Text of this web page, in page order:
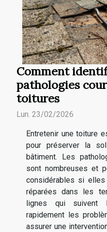
Comment
pathologies
toitures
Lun. 23/02/2026
Entretenir une toiture
pour préserver la
bâtiment. Les
sont nombreuses et
considérables si
réparées dans les
lignes qui suivent
rapidement les
assurer une